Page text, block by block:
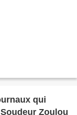
qui
Zoulou